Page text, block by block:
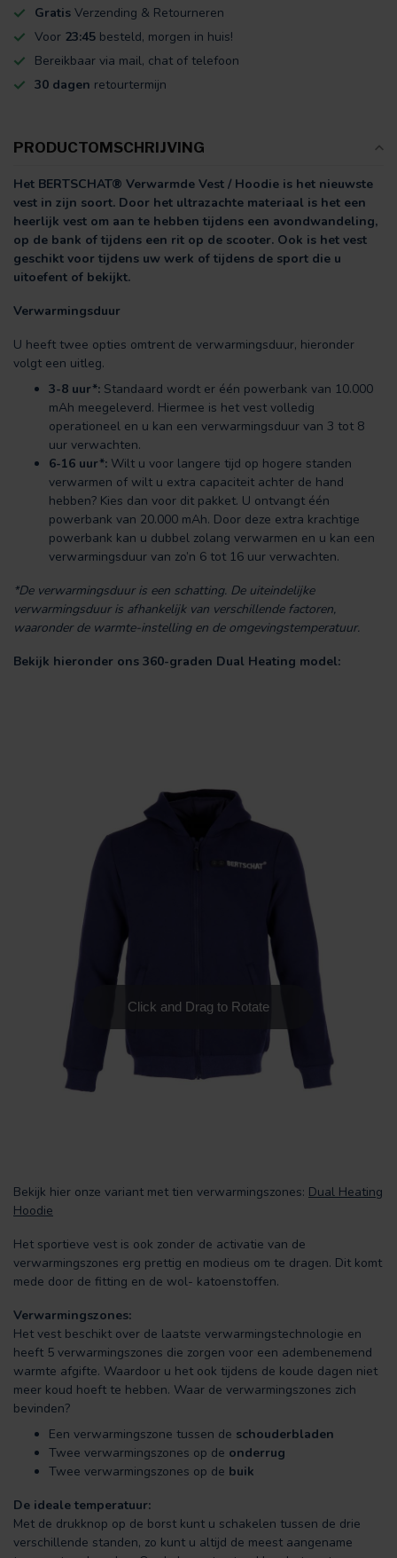
Gratis Verzending & Retourneren
Voor 23:45 besteld, morgen in huis!
Bereikbaar via mail, chat of telefoon
30 dagen retourtermijn
PRODUCTOMSCHRIJVING
Het BERTSCHAT® Verwarmde Vest / Hoodie is het nieuwste
vest in zijn soort. Door het ultrazachte materiaal is het een
heerlijk vest om aan te hebben tijdens een avondwandeling,
op de bank of tijdens een rit op de scooter. Ook is het vest
geschikt voor tijdens uw werk of tijdens de sport die u
uitoefent of bekijkt.
Verwarmingsduur
U heeft twee opties omtrent de verwarmingsduur, hieronder
volgt een uitleg.
3-8 uur*: Standaard wordt er één powerbank van 10.000
mAh meegeleverd. Hiermee is het vest volledig
operationeel en u kan een verwarmingsduur van 3 tot 8
uur verwachten.
6-16 uur*: Wilt u voor langere tijd op hogere standen
verwarmen of wilt u extra capaciteit achter de hand
hebben? Kies dan voor dit pakket. U ontvangt één
powerbank van 20.000 mAh. Door deze extra krachtige
powerbank kan u dubbel zolang verwarmen en u kan een
verwarmingsduur van zo’n 6 tot 16 uur verwachten.
*De verwarmingsduur is een schatting. De uiteindelijke
verwarmingsduur is afhankelijk van verschillende factoren,
waaronder de warmte-instelling en de omgevingstemperatuur.
Bekijk hieronder ons 360-graden Dual Heating model:
Bekijk hier onze variant met tien verwarmingszones: Dual Heating
Hoodie
Het sportieve vest is ook zonder de activatie van de
verwarmingszones erg prettig en modieus om te dragen. Dit komt
mede door de fitting en de wol- katoenstoffen.
Verwarmingszones:
Het vest beschikt over de laatste verwarmingstechnologie en
heeft 5 verwarmingszones die zorgen voor een adembenemend
warmte afgifte. Waardoor u het ook tijdens de koude dagen niet
meer koud hoeft te hebben. Waar de verwarmingszones zich
bevinden?
Een verwarmingszone tussen de schouderbladen
Twee verwarmingszones op de onderrug
Twee verwarmingszones op de buik
De ideale temperatuur:
Met de drukknop op de borst kunt u schakelen tussen de drie
verschillende standen, zo kunt u altijd de meest aangename